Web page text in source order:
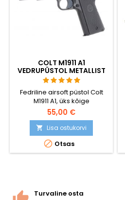
COLT M1911 A1
VEDRUPÜSTOL METALLIST
LIUGURIGA
Fedriline airsoft püstol Colt
M1911 A1, üks kõige
realistlikumaid vedru
replikaid - võimas, täpne,
meeldiv käes hoida ja lihtne
kasutada. BAXS
laskesüsteem paneb BB-d
lendu pöörlema, nii et
55,00 €
 Lisa ostukorvi
 Otsas
Turvaline osta